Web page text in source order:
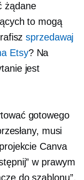
żądane
to mogą
sprzedawaj
Etsy? Na
jest
gotowego
musi
Canva
w prawym
do szablonu”,